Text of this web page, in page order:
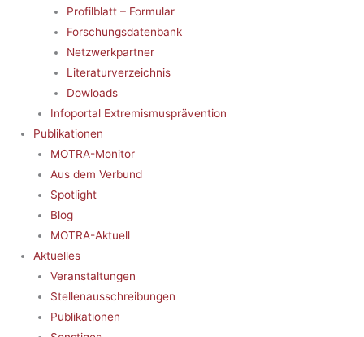
Profilblatt – Formular
Forschungsdatenbank
Netzwerkpartner
Literaturverzeichnis
Dowloads
Infoportal Extremismusprävention
Publikationen
MOTRA-Monitor
Aus dem Verbund
Spotlight
Blog
MOTRA-Aktuell
Aktuelles
Veranstaltungen
Stellenausschreibungen
Publikationen